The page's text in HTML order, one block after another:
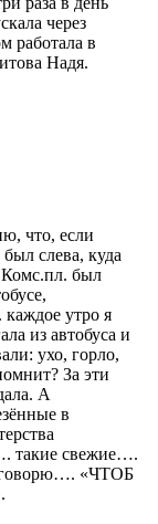
через
работала в
Надя.
что, если
слева, куда
Комс.пл. был
каждое утро я
из автобуса и
ухо, горло,
За эти
А
в
такие свежие….
говорю…. «ЧТОБ